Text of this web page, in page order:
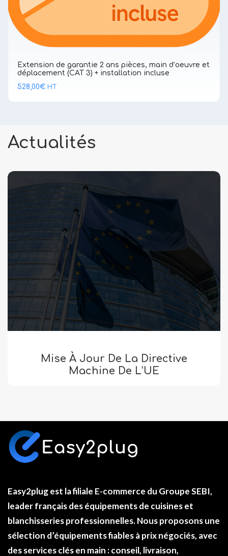
Extension de garantie 2 ans pièces, main d’oeuvre et
déplacement (CAT 3) + installation incluse
528,00€ HT
Actualités
Mise À Jour De La Directive
Machine De L’UE
Easy2plugest la filiale E-commerce du Groupe SEBI,
leader français des équipements de cuisines et
blanchisseries professionnelles. Nous proposons une
sélection d’équipements fiables àprix négociés, avec
des services clés en main : conseil, livraison,